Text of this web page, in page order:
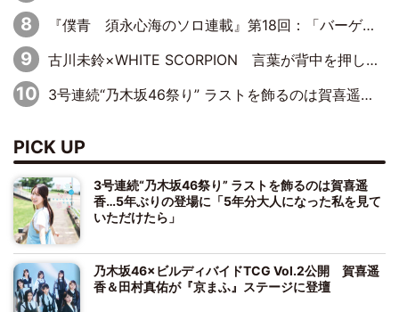
『僕青 須永心海のソロ連載』第18回：「バーゲンセールハンターみうな inしまむら」編
古川未鈴×WHITE SCORPION 言葉が背中を押した“それぞれの決意”
3号連続“乃木坂46祭り” ラストを飾るのは賀喜遥香…5年ぶりの登場に「5年分大人になった私を見ていただけたら」
PICK UP
3号連続“乃木坂46祭り” ラストを飾るのは賀喜遥
香…5年ぶりの登場に「5年分大人になった私を見て
いただけたら」
乃木坂46×ビルディバイドTCG Vol.2公開 賀喜遥
香＆田村真佑が『京まふ』ステージに登壇